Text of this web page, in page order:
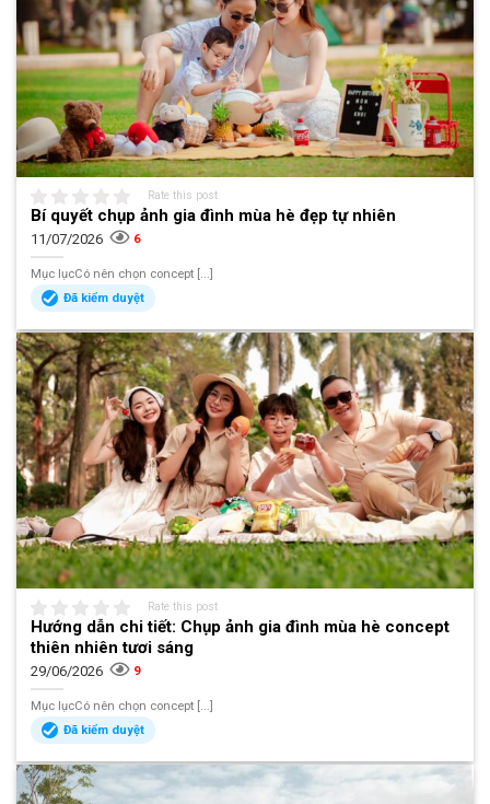
Rate this post
Bí quyết chụp ảnh gia đình mùa hè đẹp tự nhiên
11/07/2026 6
Mục lụcCó nên chọn concept [...]
Đã kiểm duyệt
Rate this post
Hướng dẫn chi tiết: Chụp ảnh gia đình mùa hè concept
thiên nhiên tươi sáng
29/06/2026 9
Mục lụcCó nên chọn concept [...]
Đã kiểm duyệt